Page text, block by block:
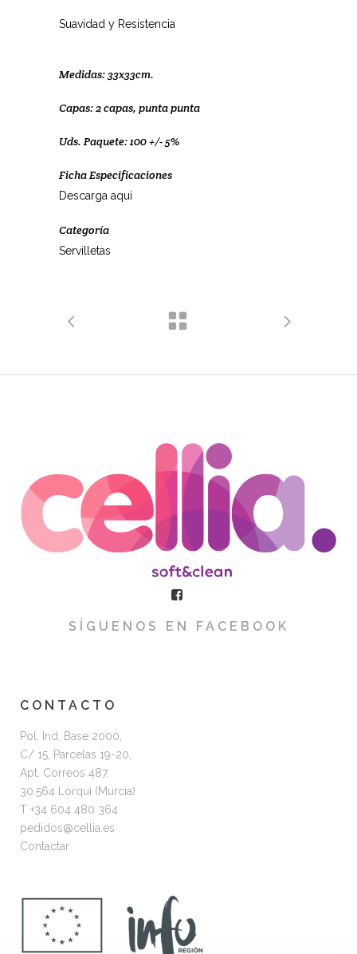
Suavidad y Resistencia
Medidas: 33x33cm.
Capas: 2 capas, punta punta
Uds. Paquete: 100 +/- 5%
Ficha Especificaciones
Descarga aquí
Categoría
Servilletas
SÍGUENOS EN FACEBOOK
CONTACTO
Pol. Ind. Base 2000,
C/ 15, Parcelas 19-20,
Apt. Correos 487.
30.564 Lorquí (Murcia)
T +34 604 480 364
pedidos@cellia.es
Contactar